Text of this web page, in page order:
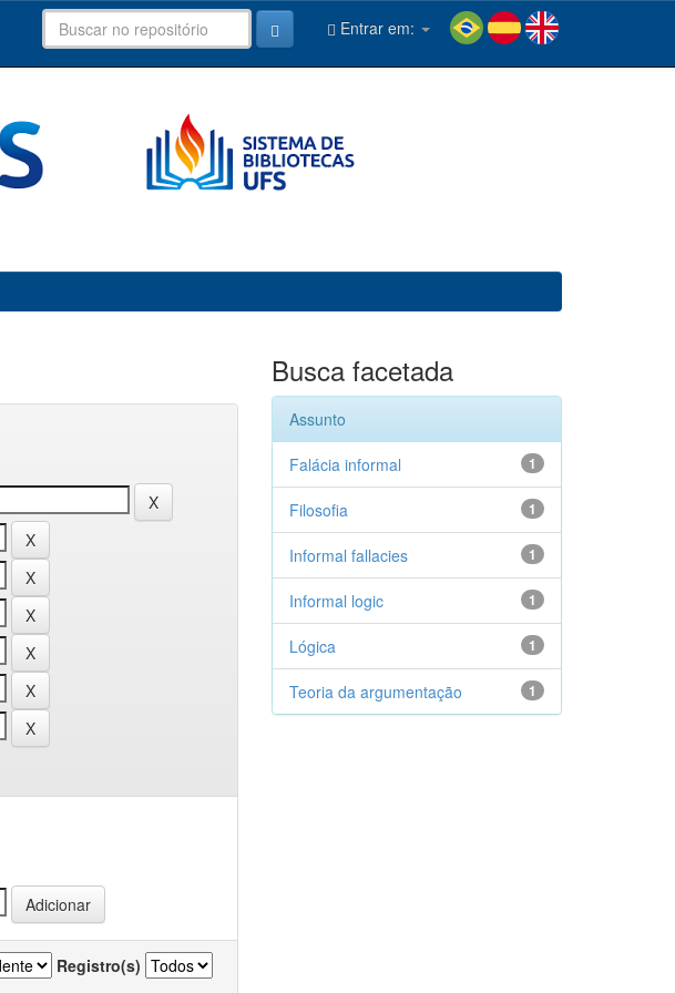
Entrar em:
Registro(s)
Busca facetada
Assunto
1
Falácia informal
1
Filosofia
1
Informal fallacies
1
Informal logic
1
Lógica
1
Teoria da argumentação